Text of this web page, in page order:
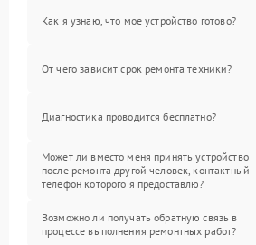
Как я узнаю, что мое устройство готово?
От чего зависит срок ремонта техники?
Диагностика проводится бесплатно?
Может ли вместо меня принять устройство
после ремонта другой человек, контактный
телефон которого я предоставлю?
Возможно ли получать обратную связь в
процессе выполнения ремонтных работ?